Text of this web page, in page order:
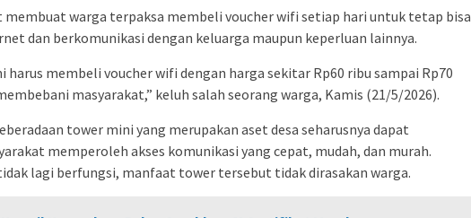
membuat warga terpaksa membeli voucher wifi setiap hari untuk tetap bisa
dan berkomunikasi dengan keluarga maupun keperluan lainnya.
harus membeli voucher wifi dengan harga sekitar Rp60 ribu sampai Rp70
masyarakat,” keluh salah seorang warga, Kamis (21/5/2026).
tower mini yang merupakan aset desa seharusnya dapat
memperoleh akses komunikasi yang cepat, mudah, dan murah.
lagi berfungsi, manfaat tower tersebut tidak dirasakan warga.